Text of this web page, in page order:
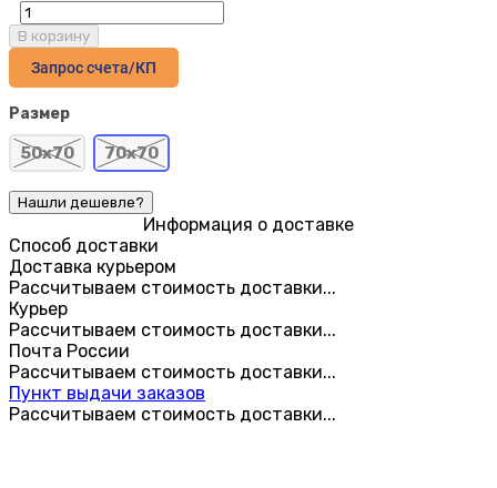
В корзину
Запрос счета/КП
Размер
50х70 70х70
Информация о доставке
Способ доставки
Доставка курьером
Рассчитываем стоимость доставки...
Курьер
Рассчитываем стоимость доставки...
Почта России
Рассчитываем стоимость доставки...
Пункт выдачи заказов
Рассчитываем стоимость доставки...